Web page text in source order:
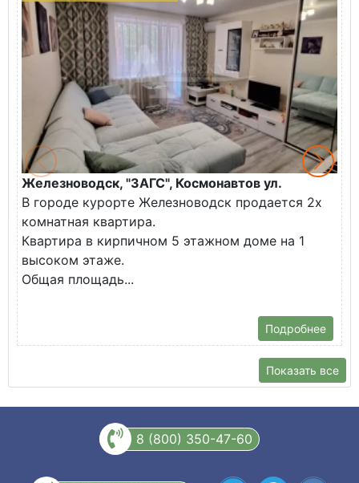
Железноводск, "ЗАГС", Космонавтов ул.
В городе курорте Железноводск продается 2х
комнатная квартира.
Квартира в кирпичном 5 этажном доме на 1
высоком этаже.
Общая площадь...
Подробнее
Показать все
8 (800) 350-47-60